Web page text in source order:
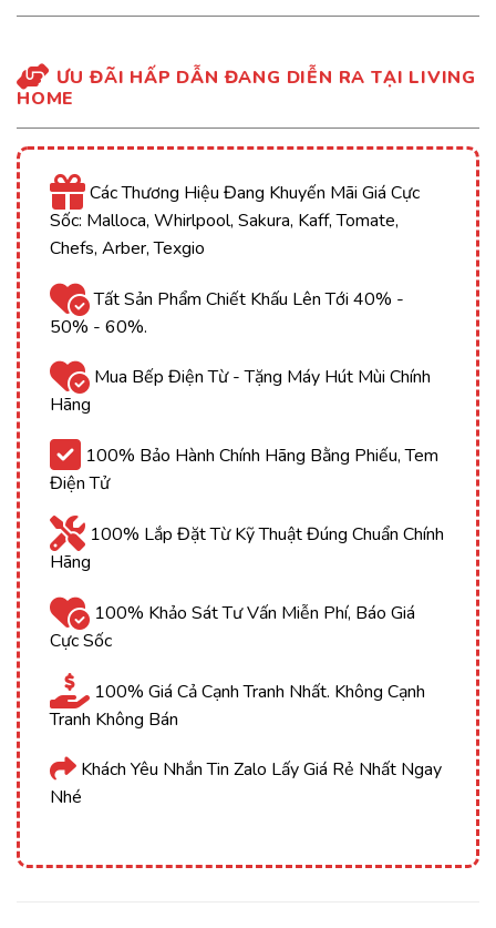
ƯU ĐÃI HẤP DẪN ĐANG DIỄN RA TẠI LIVING
HOME
Các Thương Hiệu Đang Khuyến Mãi Giá Cực
Sốc: Malloca, Whirlpool, Sakura, Kaff, Tomate,
Chefs, Arber, Texgio
Tất Sản Phẩm Chiết Khấu Lên Tới 40% -
50% - 60%.
Mua Bếp Điện Từ - Tặng Máy Hút Mùi Chính
Hãng
100% Bảo Hành Chính Hãng Bằng Phiếu, Tem
Điện Tử
100% Lắp Đặt Từ Kỹ Thuật Đúng Chuẩn Chính
Hãng
100% Khảo Sát Tư Vấn Miễn Phí, Báo Giá
Cực Sốc
100% Giá Cả Cạnh Tranh Nhất. Không Cạnh
Tranh Không Bán
Khách Yêu Nhắn Tin Zalo Lấy Giá Rẻ Nhất Ngay
Nhé